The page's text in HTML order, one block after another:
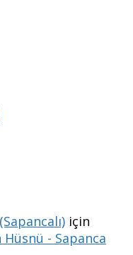
için
- Sapanca